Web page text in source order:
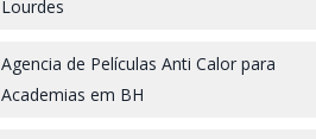
Lourdes
Agencia de Películas Anti Calor para
Academias em BH